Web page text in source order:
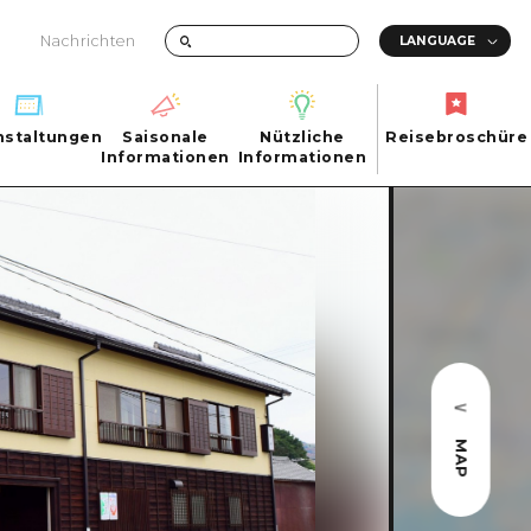
Nachrichten
City
Saisonale
Informationen
Nützliche
Informationen
Foto-Download
Transportinformationen bei Katastrophen
Reisebroschüre
MAP